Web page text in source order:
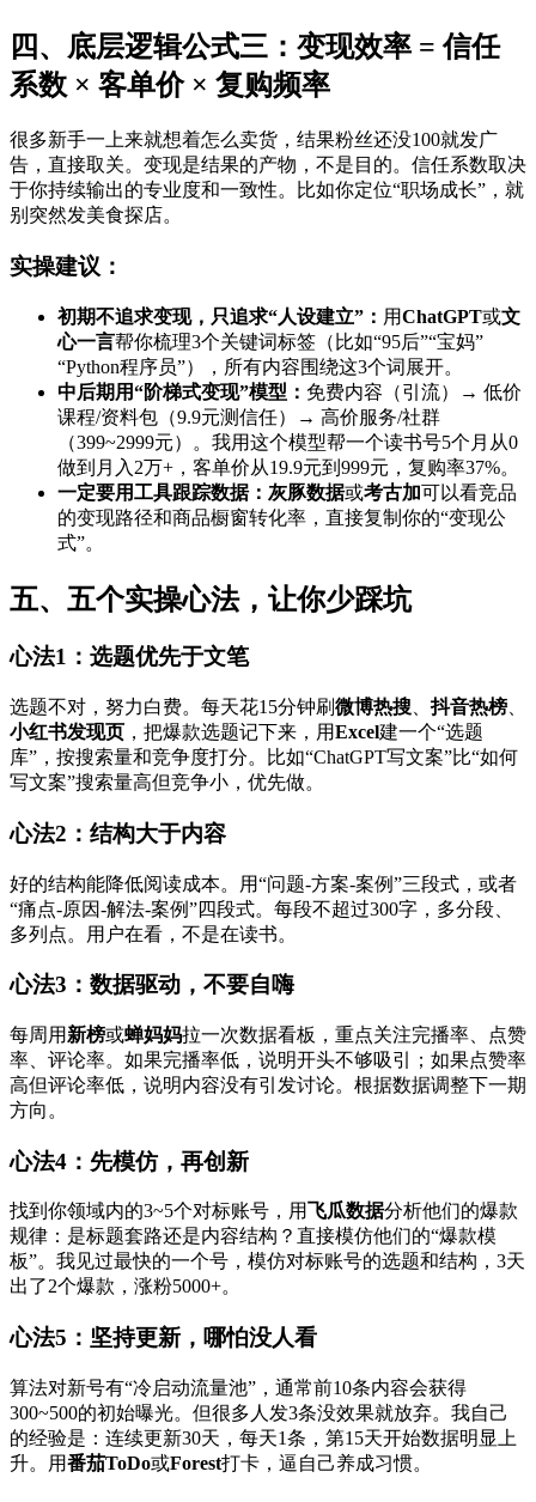
四、底层逻辑公式三：变现效率 = 信任
系数 × 客单价 × 复购频率
很多新手一上来就想着怎么卖货，结果粉丝还没100就发广
告，直接取关。变现是结果的产物，不是目的。信任系数取决
于你持续输出的专业度和一致性。比如你定位“职场成长”，就
别突然发美食探店。
实操建议：
初期不追求变现，只追求“人设建立”： 用ChatGPT或文
心一言帮你梳理3个关键词标签（比如“95后”“宝妈”
“Python程序员”），所有内容围绕这3个词展开。
中后期用“阶梯式变现”模型： 免费内容（引流）→ 低价
课程/资料包（9.9元测信任）→ 高价服务/社群
（399~2999元）。我用这个模型帮一个读书号5个月从0
做到月入2万+，客单价从19.9元到999元，复购率37%。
一定要用工具跟踪数据： 灰豚数据或考古加可以看竞品
的变现路径和商品橱窗转化率，直接复制你的“变现公
式”。
五、五个实操心法，让你少踩坑
心法1：选题优先于文笔
选题不对，努力白费。每天花15分钟刷微博热搜 、抖音热榜
小红书发现页 ，把爆款选题记下来，用Excel建一个“选题
库”，按搜索量和竞争度打分。比如“ChatGPT写文案”比“如何
写文案”搜索量高但竞争小，优先做。
心法2：结构大于内容
好的结构能降低阅读成本。用“问题-方案-案例”三段式，或者
“痛点-原因-解法-案例”四段式。每段不超过300字，多分段、
多列点。用户在看，不是在读书。
心法3：数据驱动，不要自嗨
每周用 新榜或蝉妈妈拉一次数据看板，重点关注完播率、点赞
率、评论率。如果完播率低，说明开头不够吸引；如果点赞率
高但评论率低，说明内容没有引发讨论。根据数据调整下一期
方向。
心法4：先模仿，再创新
找到你领域内的3~5个对标账号，用 飞瓜数据分析他们的爆款
规律：是标题套路还是内容结构？直接模仿他们的“爆款模
板”。我见过最快的一个号，模仿对标账号的选题和结构，3天
出了2个爆款，涨粉5000+。
心法5：坚持更新，哪怕没人看
算法对新号有“冷启动流量池”，通常前10条内容会获得
300~500的初始曝光。但很多人发3条没效果就放弃。我自己
的经验是：连续更新30天，每天1条，第15天开始数据明显上
升。用番茄ToDo或Forest打卡，逼自己养成习惯。